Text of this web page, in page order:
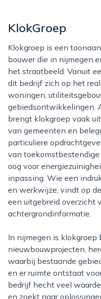
KlokGroep
Klokgroep is een toonaangevende ontwikkelaar en
bouwer die in nijmegen
het straatbeeld. Vanuit
dit bedrijf zich op het
woningen,
gebiedsontwikkelingen.
brengt klokgroep vaak
van gemeenten en
particuliere
van
oog voor
inpassing. Wie een
en werkwijze, vindt op
een uitgebreid overzicht
achtergrondinformatie.
In nijmegen is klokgroep betrokken bij diverse
nieuwbouwprojecten,
waarbij bestaande
en er ruimte ontstaat
bedrijf hecht veel
en zoekt naar